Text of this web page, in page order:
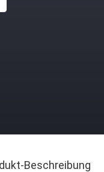
Beschreibung